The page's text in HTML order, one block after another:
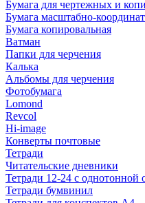
Бумага для чертежных и
Бумага масштабно-
Бумага копировальная
Ватман
Папки для черчения
Калька
Альбомы для черчения
Фотобумага
Lomond
Revcol
Hi-image
Конверты почтовые
Тетради
Читательские дневники
Тетради 12-24 с однотонной
Тетради бумвинил